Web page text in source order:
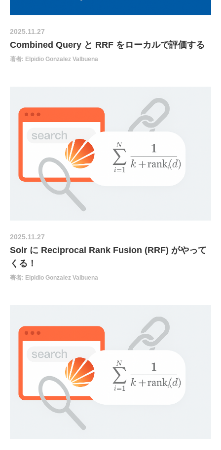
2025.11.27
Combined Query と RRF をローカルで評価する
著者: Elpidio Gonzalez Valbuena
2025.11.27
Solr に Reciprocal Rank Fusion (RRF) がやって
くる！
著者: Elpidio Gonzalez Valbuena